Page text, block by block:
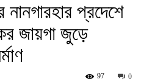
||
আল-
প্রদেশে
জায়গা জুড়ে
0
97